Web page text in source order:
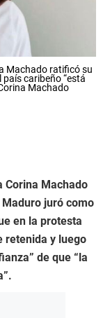
Machado ratificó su
país caribeño “está
Machado
Corina Machado
juró como
en la protesta
retenida y luego
de que “la